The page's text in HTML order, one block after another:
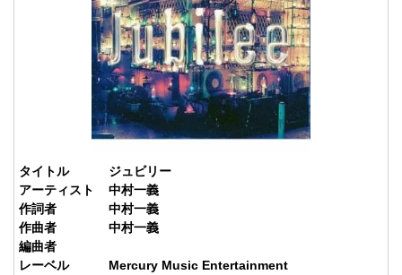
タイトル
ジュビリー
アーティスト
中村一義
作詞者
中村一義
作曲者
中村一義
編曲者
レーベル
Mercury Music Entertainment